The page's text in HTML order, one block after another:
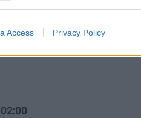
Access Privacy Policy
αλλαγή ώρας